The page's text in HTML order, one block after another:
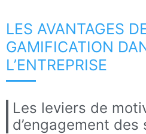
LES AVANTAGES
GAMIFICATION
L’ENTREPRISE
Les leviers de
d’engagement des